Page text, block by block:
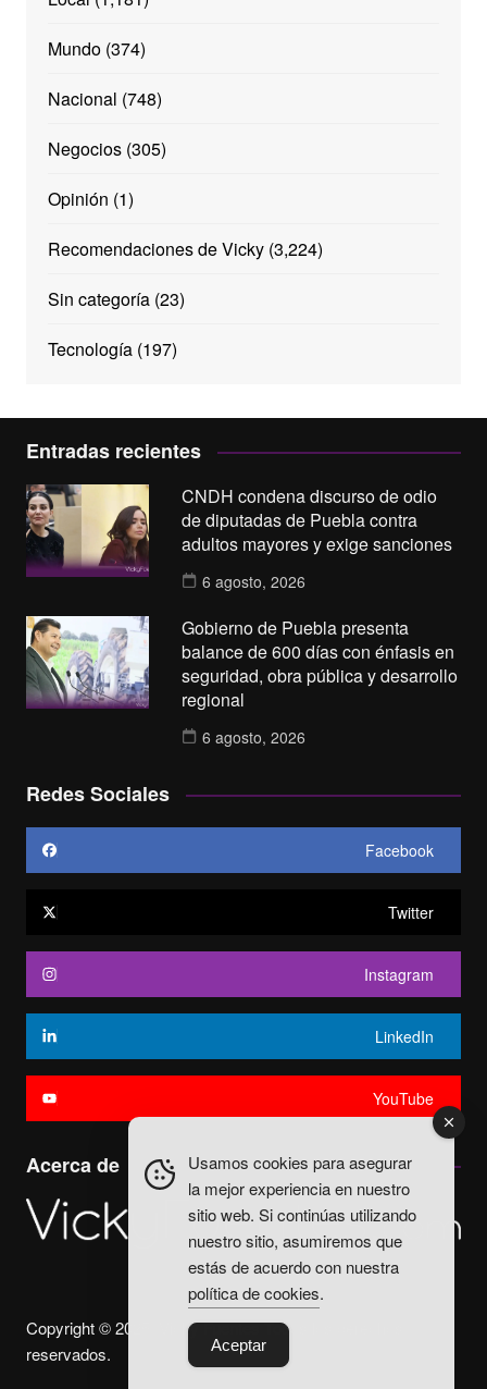
Mundo(374)
Nacional (748)
Negocios(305)
Opinión (1)
Recomendaciones de Vicky(3,224)
Sin categoría(23)
Tecnología(197)
Entradas recientes
CNDH condena discurso de odio
de diputadas de Puebla contra
adultos mayores y exige sanciones
6 agosto, 2026
Gobierno de Puebla presenta
balance de 600 días con énfasis en
seguridad, obra pública y desarrollo
regional
6 agosto, 2026
Redes Sociales
Facebook
Twitter
Instagram
LinkedIn
YouTube
Acerca de
Copyright © 2025. Vicky Fuentes Todos los derechos
reservados.
Usamos cookies para asegurar
la mejor experiencia en nuestro
sitio web. Si continúas utilizando
nuestro sitio, asumiremos que
estás de acuerdo con nuestra
política de cookies.
Aceptar